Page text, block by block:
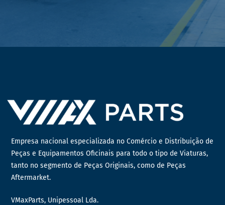
Empresa nacional especializada no Comércio e Distribuição de
Peças e Equipamentos Oficinais para todo o tipo de Viaturas,
tanto no segmento de Peças Originais, como de Peças
Aftermarket.
VMaxParts, Unipessoal Lda.